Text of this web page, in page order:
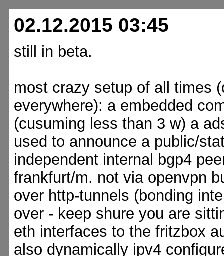
02.12.2015 03:45
still in beta.
most crazy setup of all times
everywhere): a embedded
(cusuming less than 3 w) a
used to announce a public/
independent internal bgp4
frankfurt/m. not via openvpn
over http-tunnels (bonding
over - keep shure you are
eth interfaces to the fritzbox
also dynamically ipv4